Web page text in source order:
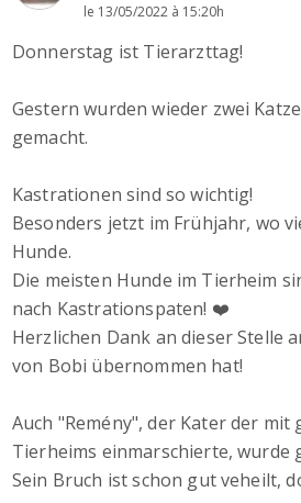
le 13/05/2022 à 15:20h
Donnerstag ist Tierarzttag!
Gestern wurden wieder zwei
gemacht.
Kastrationen sind so wichtig!
Besonders jetzt im Frühjahr, wo
Hunde.
Die meisten Hunde im Tierheim
nach Kastrationspaten! ❤️
Herzlichen Dank an dieser Stelle
von Bobi übernommen hat!
Auch "Remény", der Kater der
Tierheims einmarschierte, wurde
Sein Bruch ist schon gut veheilt,